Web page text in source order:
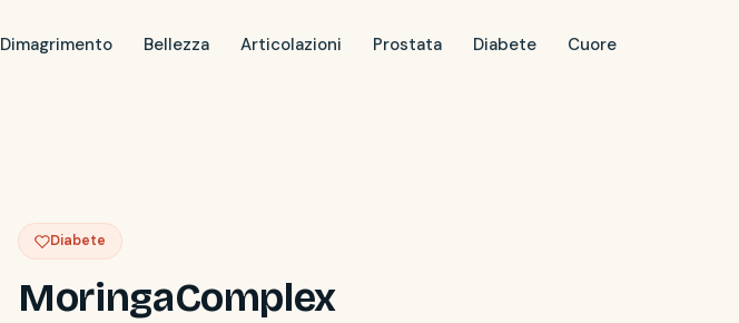
Dimagrimento Bellezza Articolazioni Prostata Diabete Cuore
Diabete
MoringaComplex